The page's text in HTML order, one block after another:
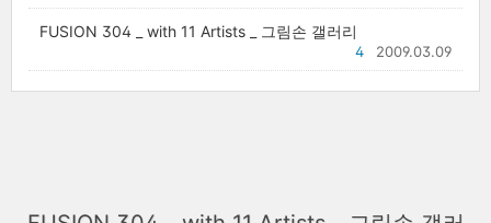
FUSION 304 _ with 11 Artists _ 그림손 갤러리
2009.03.09
4